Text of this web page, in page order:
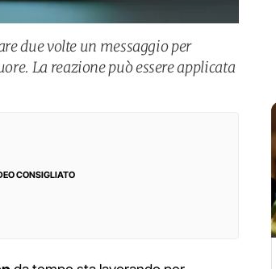
due volte un messaggio per
La reazione può essere applicata
CONSIGLIATO